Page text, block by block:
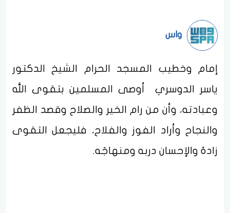
واس
إمام وخطيب المسجد الحرام الشيخ الدكتور
ياسر الدوسري أوصى المسلمين بتقوى الله
وعبادته، وأن من رام الخير والصلاح وقصد الظفر
والنجاح وأراد الفوز والفلاح، فليجعل التقوى
زادهُ والإحسان دربه ومنهاجَه.